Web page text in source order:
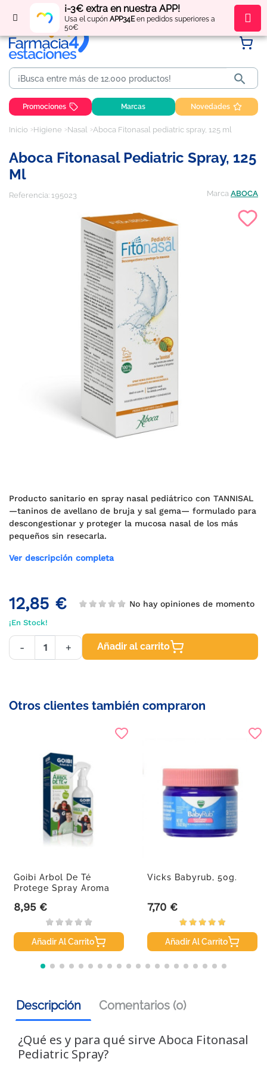
¡-3€ extra en nuestra APP!
Usa el cupón APP34Een pedidos superiores a
50€
Regístratey obténpuntos por tus compras

Promociones Marcas Novedades
Inicio Higiene Nasal Aboca Fitonasal pediatric spray, 125 ml
Aboca Fitonasal Pediatric Spray, 125
Ml
Referencia: 195023 Marca ABOCA
Producto sanitario en spray nasal pediátrico con TANNISAL
—taninos de avellano de bruja y sal gema— formulado para
descongestionar y proteger la mucosa nasal de los más
pequeños sin resecarla.
Ver descripción completa
12,85 € No hay opiniones de momento
¡En Stock!
- + Añadir al carrito
Otros clientes también compraron
Goibi Arbol De Té
Protege Spray Aroma
Precio
8,95 €
Añadir Al Carrito
Vicks Babyrub, 50g.
Precio
7,70 €
Añadir Al Carrito
Descripción Comentarios (0)
¿Qué es y para qué sirve Aboca Fitonasal
Pediatric Spray?